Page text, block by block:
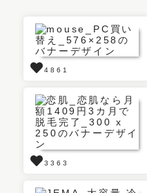
4861
3363